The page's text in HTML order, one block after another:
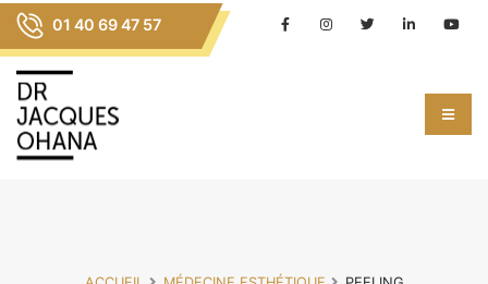
01 40 69 47 57